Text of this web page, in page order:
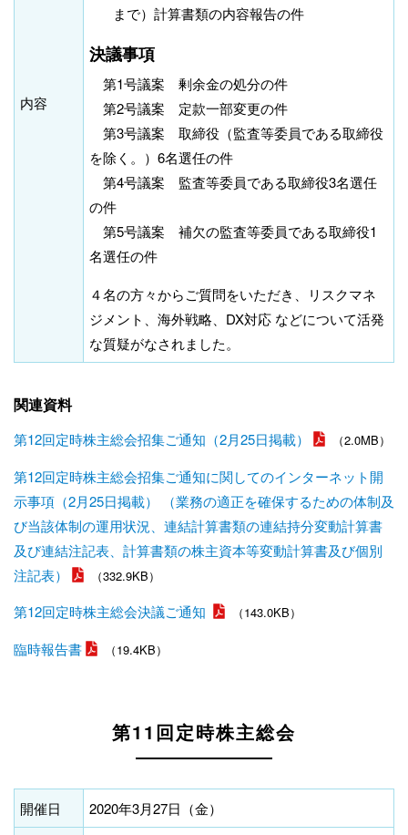
内容
まで）計算書類の内容報告の件
決議事項
第1号議案 剰余金の処分の件
第2号議案 定款一部変更の件
第3号議案 取締役（監査等委員である取締役
を除く。）6名選任の件
第4号議案 監査等委員である取締役3名選任
の件
第5号議案 補欠の監査等委員である取締役1
名選任の件
４名の方々からご質問をいただき、リスクマネ
ジメント、海外戦略、DX対応 などについて活発
な質疑がなされました。
関連資料
第12回定時株主総会招集ご通知（2月25日掲載） （2.0MB）
第12回定時株主総会招集ご通知に関してのインターネット開
示事項（2月25日掲載） （業務の適正を確保するための体制及
び当該体制の運用状況、連結計算書類の連結持分変動計算書
及び連結注記表、計算書類の株主資本等変動計算書及び個別
注記表）
（332.9KB）
第12回定時株主総会決議ご通知 （143.0KB）
臨時報告書 （19.4KB）
第11回定時株主総会
開催日 2020年3月27日（金）